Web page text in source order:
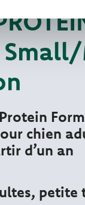
chien
d’un an
petite